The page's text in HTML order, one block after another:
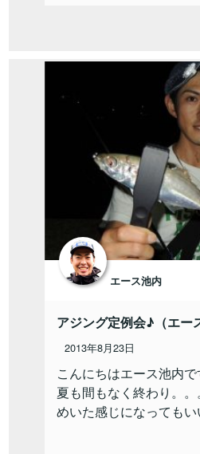
エース池内
アジング定例会♪（エー
2013年8月23日
こんにちはエース池内
夏も間もなく終わり。
めいた感じになってもい